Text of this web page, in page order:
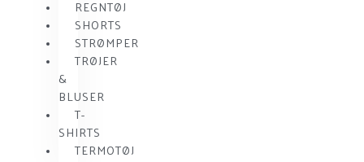
REGNTØJ
SHORTS
STRØMPER
TRØJER
&
BLUSER
T-
SHIRTS
TERMOTØJ